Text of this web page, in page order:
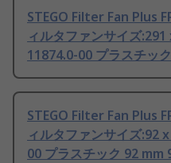
STEGO Filter Fan Plus
ィルタファンサイズ
11874.0-00 プラスチッ
STEGO Filter Fan Plus
ィルタファンサイズ:92
00 プラスチック 92 mm